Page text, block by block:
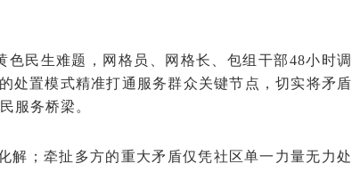
民生难题，网格员、网格长、包组干部48小时调
处置模式精准打通服务群众关键节点，切实将矛盾
服务桥梁。
解；牵扯多方的重大矛盾仅凭社区单一力量无力处